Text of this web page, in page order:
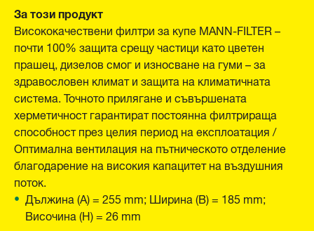
За този продукт
Висококачествени филтри за купе MANN-FILTER –
почти 100% защита срещу частици като цветен
прашец, дизелов смог и износване на гуми – за
здравословен климат и защита на климатичната
система. Точното прилягане и съвършената
херметичност гарантират постоянна филтрираща
способност през целия период на експлоатация /
Оптимална вентилация на пътническото отделение
благодарение на високия капацитет на въздушния
поток.
Дължина (A) = 255 mm; Ширина (B) = 185 mm;
Височина (H) = 26 mm